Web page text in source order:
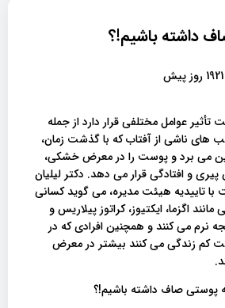
داشته باشیم!؟
1921 روز پیش
عوامل مختلفی قرار دارد از جمله
های ناشی از آفتاب که با گذشت زمان،
می برد و پوست را در معرض خشکی،
و افتادگی قرار می دهد. دکتر لیلیان
تاییدیه هیئت مدیره، می گوید کسانی
اگزما، ایکتیوز، کراتوز پیلاریس و
نرم می کنند و همچنین افرادی که در
کم زندگی می کنند بیشتر در معرض